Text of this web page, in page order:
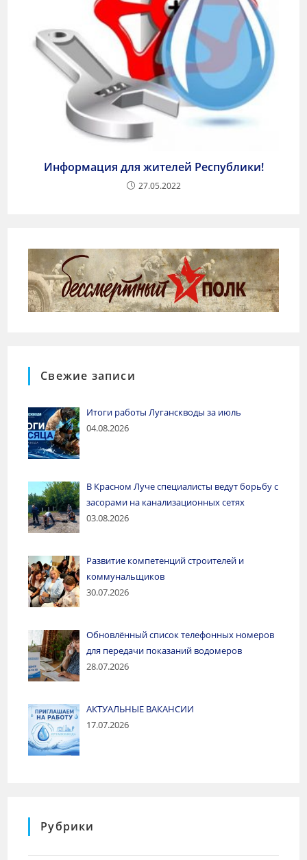
Информация для жителей Республики!
27.05.2022
Свежие записи
Итоги работы Луганскводы за июль
04.08.2026
В Красном Луче специалисты ведут борьбу с
засорами на канализационных сетях
03.08.2026
Развитие компетенций строителей и
коммунальщиков
30.07.2026
Обновлённый список телефонных номеров
для передачи показаний водомеров
28.07.2026
АКТУАЛЬНЫЕ ВАКАНСИИ
17.07.2026
Рубрики